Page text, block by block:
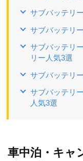
サブバッテリ
サブバッテリ
サブバッテリ
リー人気3選
サブバッテリ
サブバッテリ
人気3選
車中泊・キャ